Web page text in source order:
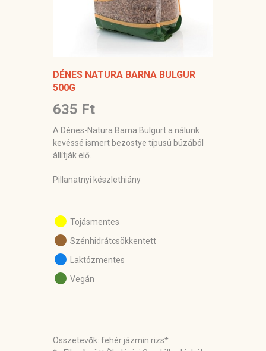
DÉNES NATURA BARNA BULGUR
500G
635 Ft
A Dénes-Natura Barna Bulgurt a nálunk
kevéssé ismert bezostye típusú búzából
állítják elő.
Pillanatnyi készlethiány
Tojásmentes
Szénhidrátcsökkentett
Laktózmentes
Vegán
Összetevők: fehér jázmin rizs*